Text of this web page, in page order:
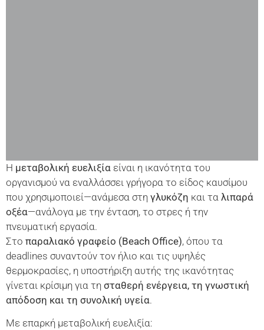
Η μεταβολική ευελιξία είναι η ικανότητα του
οργανισμού να εναλλάσσει γρήγορα το είδος καυσίμου
που χρησιμοποιεί—ανάμεσα στη γλυκόζη και τα λιπαρά
οξέα—ανάλογα με την ένταση, το στρες ή την
πνευματική εργασία.
Στο παραλιακό γραφείο (Beach Office), όπου τα
deadlines συναντούν τον ήλιο και τις υψηλές
θερμοκρασίες, η υποστήριξη αυτής της ικανότητας
γίνεται κρίσιμη για τη σταθερή ενέργεια, τη γνωστική
απόδοση και τη συνολική υγεία.
Με επαρκή μεταβολική ευελιξία: